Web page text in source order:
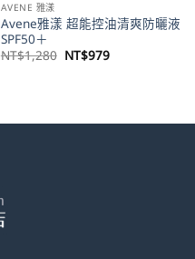
AVENE 雅漾
Avene雅漾 超能控油清爽防曬液
SPF50＋
NT$1,280 原
始
NT$979目